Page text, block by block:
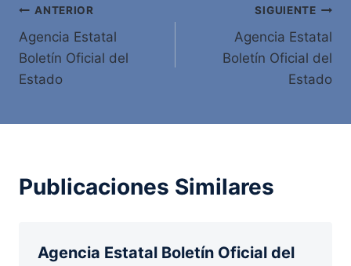
Navegación
de
entradas
ANTERIOR
Agencia Estatal
Boletín Oficial del
Estado
SIGUIENTE
Agencia Estatal
Boletín Oficial del
Estado
Publicaciones Similares
Agencia Estatal Boletín Oficial del